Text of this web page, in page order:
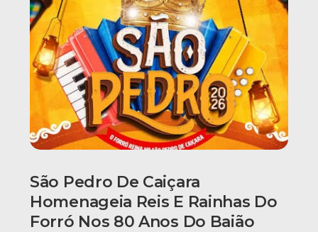
São Pedro De Caiçara
Homenageia Reis E Rainhas Do
Forró Nos 80 Anos Do Baião